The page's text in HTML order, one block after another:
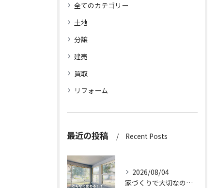
全てのカテゴリー
土地
分譲
建売
買取
リフォーム
最近の投稿 Recent Posts
2026/08/04
家づくりで大切なのは、住んでからの快適さ🌿